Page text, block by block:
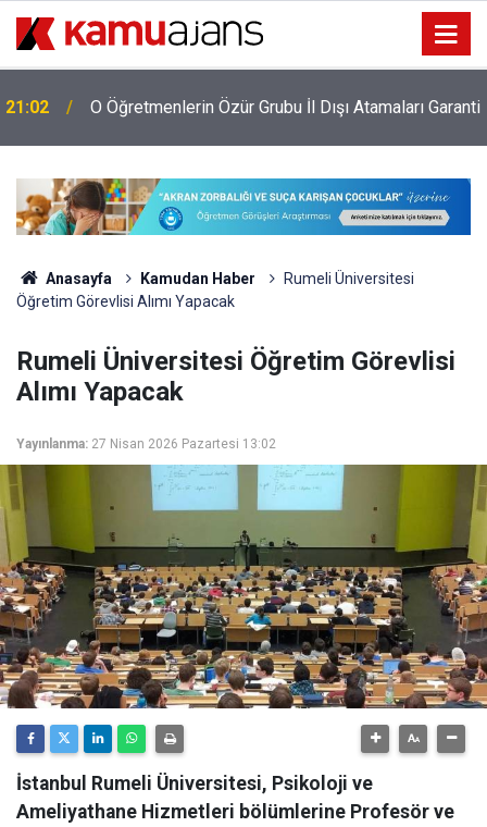
21:02 O Öğretmenlerin Özür Grubu İl Dışı Atamaları Garanti
Anasayfa Kamudan Haber
Rumeli Üniversitesi
Öğretim Görevlisi Alımı Yapacak
Rumeli Üniversitesi Öğretim Görevlisi
Alımı Yapacak
Yayınlanma: 27 Nisan 2026 Pazartesi 13:02
İstanbul Rumeli Üniversitesi, Psikoloji ve
Ameliyathane Hizmetleri bölümlerine Profesör ve